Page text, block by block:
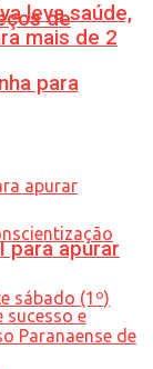
de
para
leva saúde,
mais de 2
para apurar